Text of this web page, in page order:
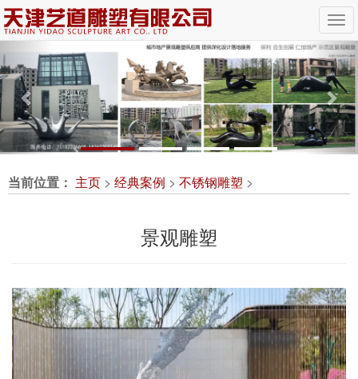
Previous
当前位置： 主页 > 经典案例 > 不锈钢雕塑 >
景观雕塑